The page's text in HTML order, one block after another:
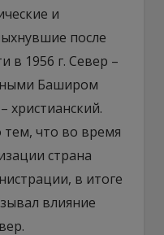
и
после
в 1956 г. Север –
Баширом
христианский.
тем, что во время
страна
в итоге
влияние